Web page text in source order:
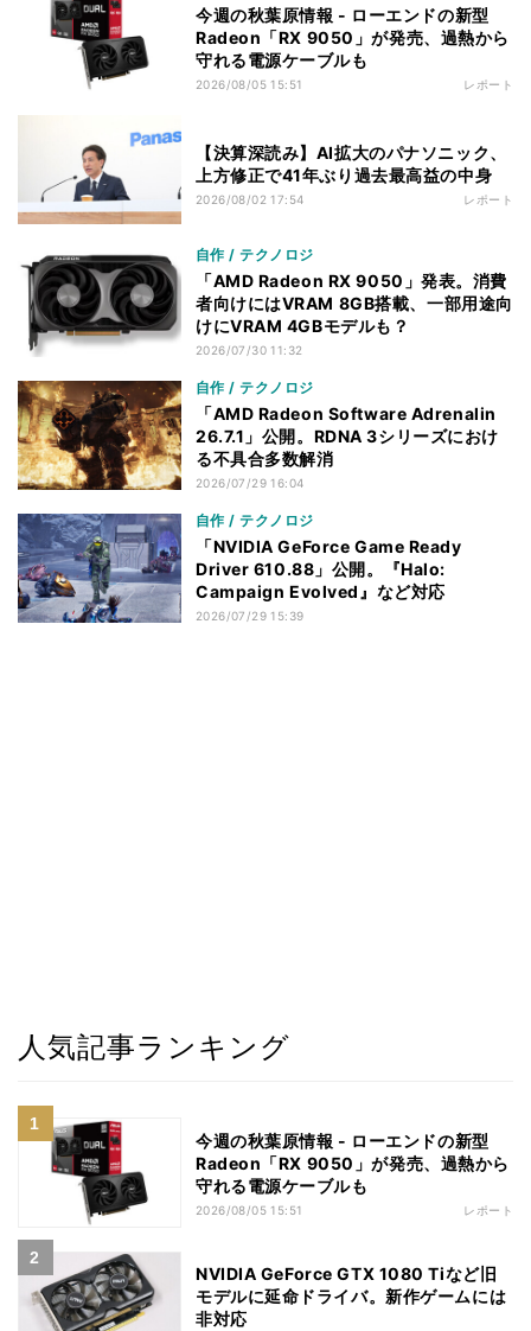
今週の秋葉原情報 - ローエンドの新型
Radeon「RX 9050」が発売、過熱から
守れる電源ケーブルも
2026/08/05 15:51 レポート
【決算深読み】AI拡大のパナソニック、
上方修正で41年ぶり過去最高益の中身
2026/08/02 17:54 レポート
自作 / テクノロジ
「AMD Radeon RX 9050」発表。消費
者向けにはVRAM 8GB搭載、一部用途向
けにVRAM 4GBモデルも？
2026/07/30 11:32
自作 / テクノロジ
「AMD Radeon Software Adrenalin
26.7.1」公開。RDNA 3シリーズにおけ
る不具合多数解消
2026/07/29 16:04
自作 / テクノロジ
「NVIDIA GeForce Game Ready
Driver 610.88」公開。『Halo:
Campaign Evolved』など対応
2026/07/29 15:39
人気記事ランキング
今週の秋葉原情報 - ローエンドの新型
Radeon「RX 9050」が発売、過熱から
守れる電源ケーブルも
2026/08/05 15:51 レポート
NVIDIA GeForce GTX 1080 Tiなど旧
モデルに延命ドライバ。新作ゲームには
非対応